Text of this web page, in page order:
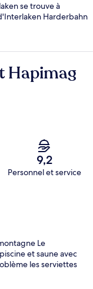
se trouve à
Harderbahn
Hapimag
9,2
Personnel et service
Le
et saune avec
les serviettes